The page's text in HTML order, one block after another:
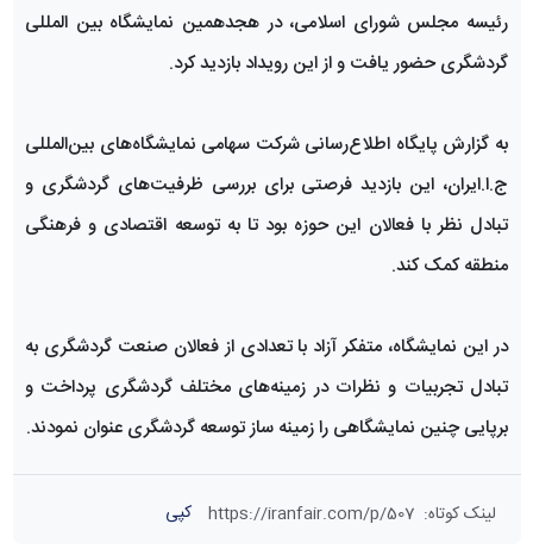
رئیسه مجلس شورای اسلامی، در هجدهمین نمایشگاه بین المللی
گردشگری حضور یافت و از این رویداد بازدید کرد.
به گزارش پایگاه اطلاع‌رسانی شرکت سهامی نمایشگاه‌های بین‌المللی
ج.ا.ایران، این بازدید فرصتی برای بررسی ظرفیت‌های گردشگری و
تبادل نظر با فعالان این حوزه بود تا به توسعه اقتصادی و فرهنگی
منطقه کمک کند.
در این نمایشگاه، متفکر آزاد با تعدادی از فعالان صنعت گردشگری به
تبادل تجربیات و نظرات در زمینه‌های مختلف گردشگری پرداخت و
برپایی چنین نمایشگاهی را زمینه ساز توسعه گردشگری عنوان نمودند.
لینک کوتاه:
https://iranfair.com/p/507 کپی